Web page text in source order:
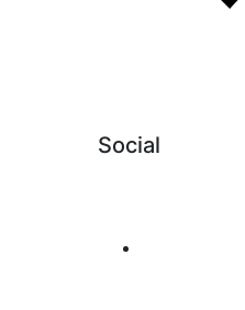
Social